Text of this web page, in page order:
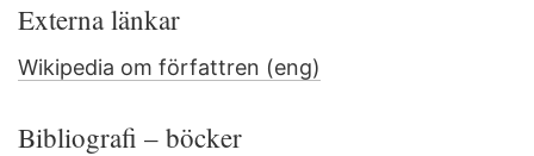
Externa länkar
Wikipedia om författren (eng)
Bibliografi – böcker